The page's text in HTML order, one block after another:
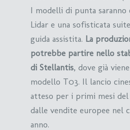
I modelli di punta saranno
Lidar e una sofisticata
guida assistita. La
potrebbe partire nello
di Stellantis, dove già
modello T03. Il lancio
atteso per i primi mesi del
dalle vendite europee nel
anno.